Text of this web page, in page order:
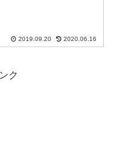
2019.09.20 2020.06.16
ク